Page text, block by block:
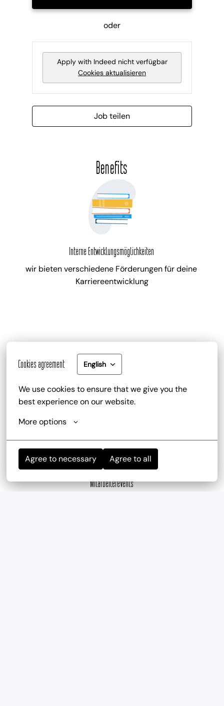
Cookies agreement English
We use cookies to ensure that we give you the
best experience on our website.
More options
Agree to necessary Agree to all
oder
Apply with Indeed nicht verfügbar
Cookies aktualisieren
Job teilen
Benefits
Interne Entwicklungsmöglichkeiten
wir bieten verschiedene Förderungen für deine
Karriereentwicklung
Gute Bezahlung und Mitarbeiterrabatt
Trinkgeldbeteiligung, Mitarbeiterrabatte und
kostenlose Getränke
Mitarbeiterevents